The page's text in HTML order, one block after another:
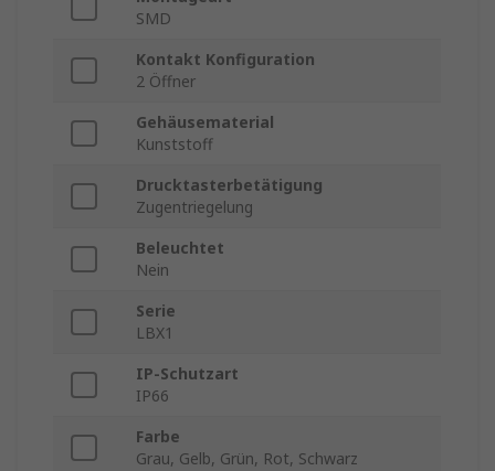
SMD
Kontakt Konfiguration
2 Öffner
Gehäusematerial
Kunststoff
Drucktasterbetätigung
Zugentriegelung
Beleuchtet
Nein
Serie
LBX1
IP-Schutzart
IP66
Farbe
Grau, Gelb, Grün, Rot, Schwarz